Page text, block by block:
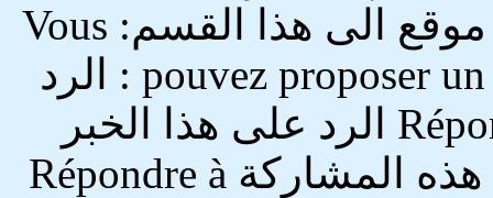
un message يمكنك افتراح اضافة موقع الى هذا القسم: Vous
pouvez proposer un site à ajouter dans cette rubrique : الرد
على هذا المقال Répondre à cet article الرد على هذا الخبر
Répondre à cette brève الرد على هذه المشاركة Répondre à